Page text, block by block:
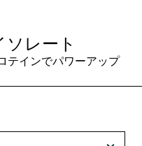
レート
テインでパワーアップ